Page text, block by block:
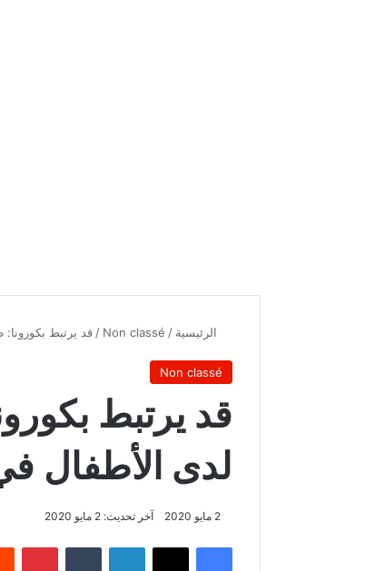
الرئيسية /
Non classé
/ قد يرتبط
Non classé
قد يرتبط
لدى الأطفال
2 مايو 2020 آخر تحديث: 2 مايو 2020
فيسبوك لينكدإن بينتيريست